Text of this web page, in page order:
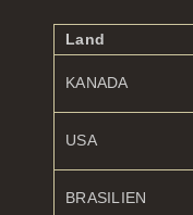
Land
KANADA
USA
BRASILIEN